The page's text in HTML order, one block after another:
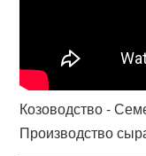
Козоводство -
Производство